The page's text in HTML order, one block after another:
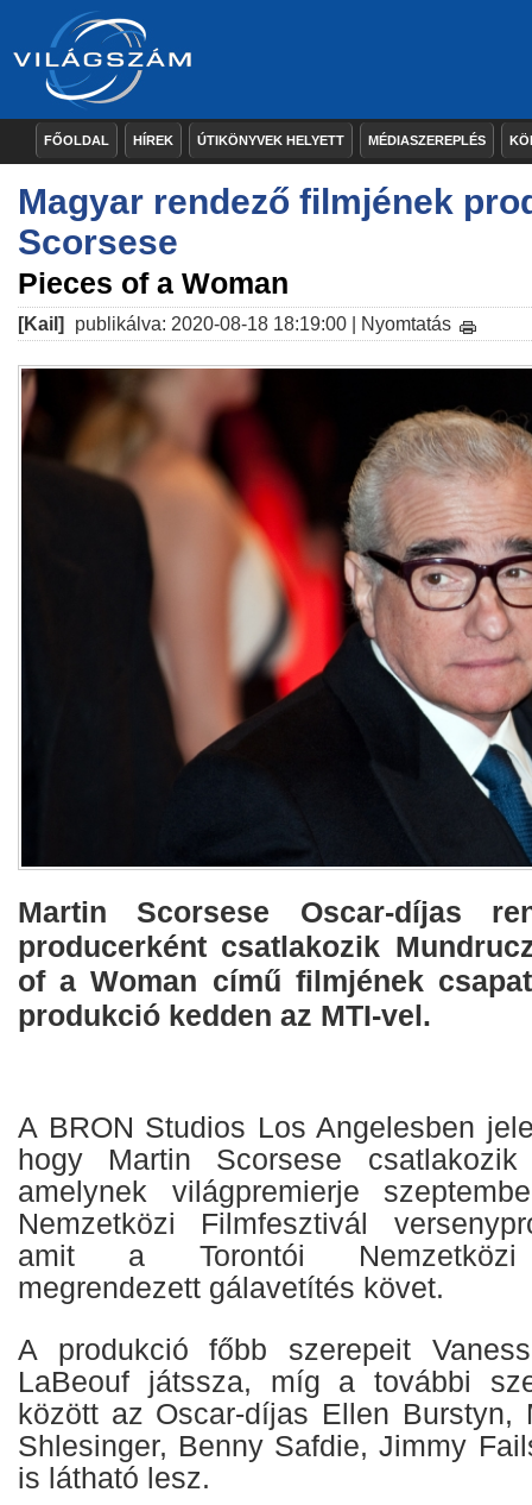
FŐOLDAL HÍREK ÚTIKÖNYVEK HELYETT MÉDIASZEREPLÉS
Magyar rendező filmjének
Scorsese
Pieces of a Woman
[Kail] publikálva: 2020-08-18 18:19:00 | Nyomtatás
Martin Scorsese Oscar-díjas
producerként csatlakozik
of a Woman című filmjének
produkció kedden az MTI-vel.
A BRON Studios Los Angelesben
hogy Martin Scorsese
amelynek világpremierje
Nemzetközi Filmfesztivál
amit a Torontói Nemzetközi
megrendezett gálavetítés követ.
A produkció főbb szerepeit
LaBeouf játssza, míg a további
között az Oscar-díjas Ellen Burstyn,
Shlesinger, Benny Safdie, Jimmy
is látható lesz.